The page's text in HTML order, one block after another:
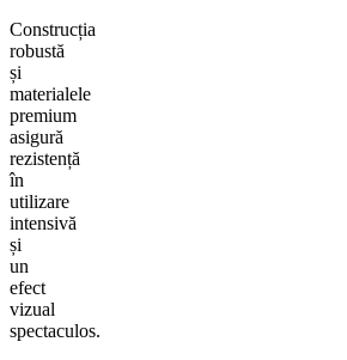
Construcția
robustă
și
materialele
premium
asigură
rezistență
în
utilizare
intensivă
și
un
efect
vizual
spectaculos.